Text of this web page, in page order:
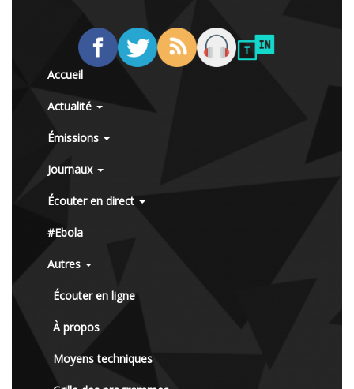
Accueil
Actualité
Émissions
Journaux
Écouter en direct
#Ebola
Autres
Écouter en ligne
À propos
Moyens techniques